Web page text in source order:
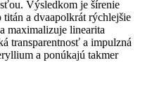
Výsledkom je šírenie
a dvaapolkrát rýchlejšie
maximalizuje linearita
transparentnosť a impulzná
a ponúkajú takmer